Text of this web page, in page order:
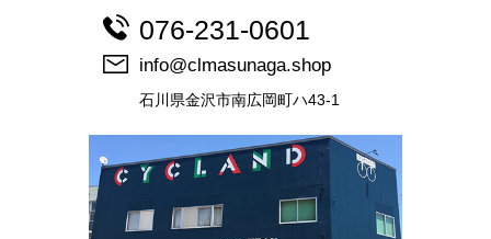
076-231-0601
info@clmasunaga.shop
石川県金沢市南広岡町ハ43-1